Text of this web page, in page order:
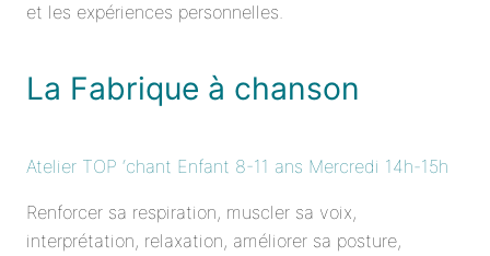
et les expériences personnelles.
La Fabrique à chanson
Atelier TOP ‘chant Enfant 8-11 ans Mercredi 14h-15h
Renforcer sa respiration, muscler sa voix,
interprétation, relaxation, améliorer sa posture,